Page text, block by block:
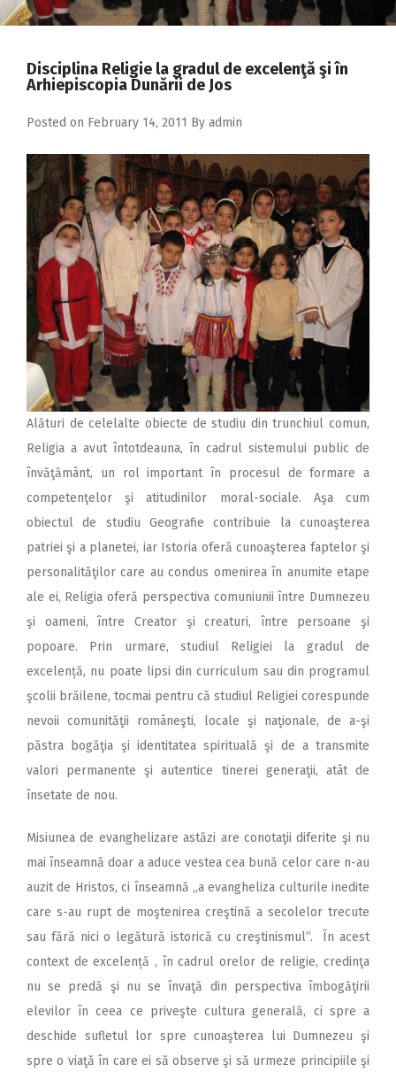
2018
2016
2013
2012
2011
2010
2009
Disciplina Religie la gradul de excelenţă şi în
Arhiepiscopia Dunării de Jos
Posted on February 14, 2011 By admin
Alături de celelalte obiecte de studiu din trunchiul comun,
Religia a avut întotdeauna, în cadrul sistemului public de
învăţământ, un rol important în procesul de formare a
competenţelor şi atitudinilor moral-sociale. Aşa cum
obiectul de studiu Geografie contribuie la cunoaşterea
patriei şi a planetei, iar Istoria oferă cunoaşterea faptelor şi
personalităţilor care au condus omenirea în anumite etape
ale ei, Religia oferă perspectiva comuniunii între Dumnezeu
şi oameni, între Creator şi creaturi, între persoane şi
popoare. Prin urmare, studiul Religiei la gradul de
excelență, nu poate lipsi din curriculum sau din programul
şcolii brăilene, tocmai pentru că studiul Religiei corespunde
nevoii comunităţii româneşti, locale şi naţionale, de a-şi
păstra bogăţia şi identitatea spirituală şi de a transmite
valori permanente şi autentice tinerei generaţii, atât de
însetate de nou.
Misiunea de evanghelizare astăzi are conotaţii diferite şi nu
mai înseamnă doar a aduce vestea cea bună celor care n-au
auzit de Hristos, ci înseamnă ,,a evangheliza culturile inedite
care s-au rupt de moştenirea creştină a secolelor trecute
sau fără nici o legătură istorică cu creştinismul”. În acest
context de excelență , în cadrul orelor de religie, credinţa
nu se predă şi nu se învaţă din perspectiva îmbogăţirii
elevilor în ceea ce priveşte cultura generală, ci spre a
deschide sufletul lor spre cunoaşterea lui Dumnezeu şi
spre o viaţă în care ei să observe şi să urmeze principiile şi